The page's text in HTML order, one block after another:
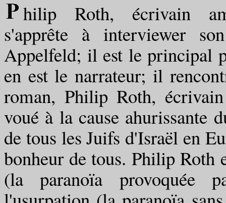
hilip Roth, écrivain
s'apprête à interviewer
Appelfeld; il est le principal
en est le narrateur; il
roman, Philip Roth,
voué à la cause ahurissante
de tous les Juifs d'Israël en
bonheur de tous. Philip Roth
(la paranoïa provoquée